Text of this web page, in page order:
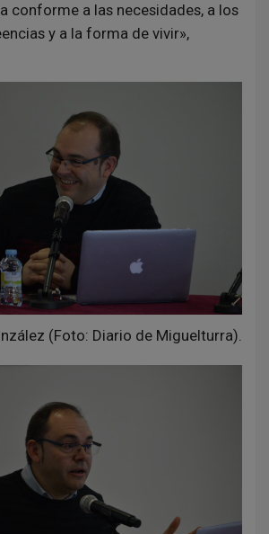
conforme a las necesidades, a los
y a la forma de vivir»,
(Foto: Diario de Miguelturra).